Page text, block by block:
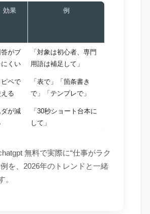
効果 例
答がブ
にくい
「対象は初心者、専門
用語は補足して」
ピペで
る
「表で」「箇条書き
で」「テンプレで」
が減
「30秒ショート台本に
して」
無料で実際に“仕事がラク
を、2026年のトレンドと一緒
。